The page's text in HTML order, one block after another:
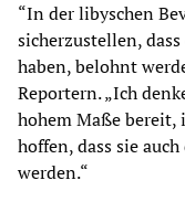
“In der libyschen
sicherzustellen,
haben, belohnt
Reportern. „Ich
hohem Maße
hoffen, dass sie
werden.“